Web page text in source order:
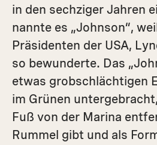
in den sechziger Jahren
nannte es „Johnson“,
Präsidenten der USA,
so bewunderte. Das
etwas grobschlächtigen
im Grünen
Fuß von der Marina
Rummel gibt und als